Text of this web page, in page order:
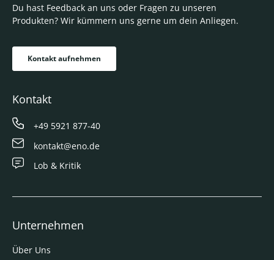
Du hast Feedback an uns oder Fragen zu unseren
Produkten? Wir kümmern uns gerne um dein Anliegen.
Kontakt aufnehmen
Kontakt
+49 5921 877-40
kontakt@eno.de
Lob & Kritik
Unternehmen
Über Uns